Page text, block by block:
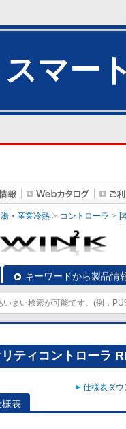
スマー
・産業冷熱 コントローラ [
キーワードから製品情
ティコントローラ
仕様表ダ
様表